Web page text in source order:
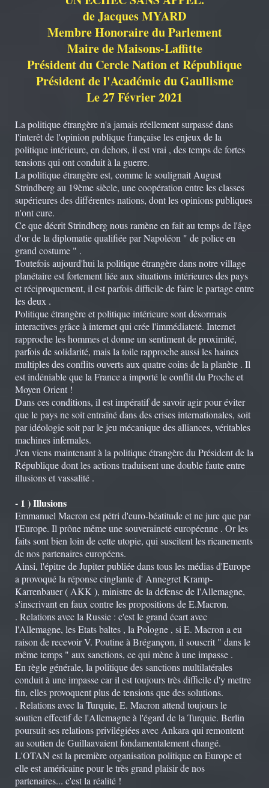
de Jacques MYARD
Membre Honoraire du Parlement
Maire de Maisons-Laffitte
Président du Cercle Nation et République
Président de l'Académie du Gaullisme
Le 27 Février 2021
La politique étrangère n'a jamais réellement surpassé dans
l'interêt de l'opinion publique française les enjeux de la
politique intérieure, en dehors, il est vrai , des temps de fortes
tensions qui ont conduit à la guerre.
La politique étrangère est, comme le soulignait August
Strindberg au 19ème siècle, une coopération entre les classes
supérieures des différentes nations, dont les opinions publiques
n'ont cure.
Ce que décrit Strindberg nous ramène en fait au temps de l'âge
d'or de la diplomatie qualifiée par Napoléon " de police en
grand costume " .
Toutefois aujourd'hui la politique étrangère dans notre village
planétaire est fortement liée aux situations intérieures des pays
et réciproquement, il est parfois difficile de faire le partage entre
les deux .
Politique étrangère et politique intérieure sont désormais
interactives grâce à internet qui crée l'immédiateté. Internet
rapproche les hommes et donne un sentiment de proximité,
parfois de solidarité, mais la toile rapproche aussi les haines
multiples des conflits ouverts aux quatre coins de la planète . Il
est indéniable que la France a importé le conflit du Proche et
Moyen Orient !
Dans ces conditions, il est impératif de savoir agir pour éviter
que le pays ne soit entraîné dans des crises internationales, soit
par idéologie soit par le jeu mécanique des alliances, véritables
machines infernales.
J'en viens maintenant à la politique étrangère du Président de la
République dont les actions traduisent une double faute entre
illusions et vassalité .
- 1 ) Illusions
Emmanuel Macron est pétri d'euro-béatitude et ne jure que par
l'Europe. Il prône même une souveraineté européenne . Or les
faits sont bien loin de cette utopie, qui suscitent les ricanements
de nos partenaires européens.
Ainsi, l'épitre de Jupiter publiée dans tous les médias d'Europe
a provoqué la réponse cinglante d' Annegret Kramp-
Karrenbauer ( AKK ), ministre de la défense de l'Allemagne,
s'inscrivant en faux contre les propositions de E.Macron.
. Relations avec la Russie : c'est le grand écart avec
l'Allemagne, les Etats baltes , la Pologne , si E. Macron a eu
raison de recevoir V. Poutine à Brégançon, il souscrit " dans le
même temps " aux sanctions, ce qui mène à une impasse .
En règle générale, la politique des sanctions multilatérales
conduit à une impasse car il est toujours très difficile d'y mettre
fin, elles provoquent plus de tensions que des solutions.
. Relations avec la Turquie, E. Macron attend toujours le
soutien effectif de l'Allemagne à l'égard de la Turquie. Berlin
poursuit ses relations privilégiées avec Ankara qui remontent
au soutien de Guillaavaient fondamentalement changé.
L'OTAN est la première organisation politique en Europe et
elle est américaine pour le très grand plaisir de nos
partenaires... c'est la réalité !